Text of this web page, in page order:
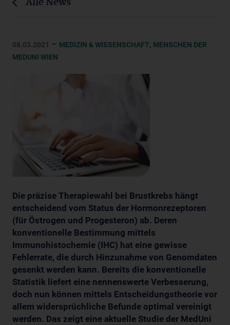
08.03.2021 – MEDIZIN & WISSENSCHAFT, MENSCHEN DER
MEDUNI WIEN
Die präzise Therapiewahl bei Brustkrebs hängt
entscheidend vom Status der Hormonrezeptoren
(für Östrogen und Progesteron) ab. Deren
konventionelle Bestimmung mittels
Immunohistochemie (IHC) hat eine gewisse
Fehlerrate, die durch Hinzunahme von Genomdaten
gesenkt werden kann. Bereits die konventionelle
Statistik liefert eine nennenswerte Verbesserung,
doch nun können mittels Entscheidungstheorie vor
allem widersprüchliche Befunde optimal vereinigt
werden. Das zeigt eine aktuelle Studie der MedUni